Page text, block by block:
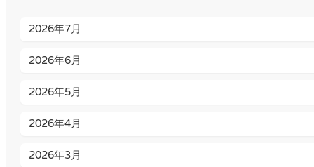
2026年7月
2026年6月
2026年5月
2026年4月
2026年3月